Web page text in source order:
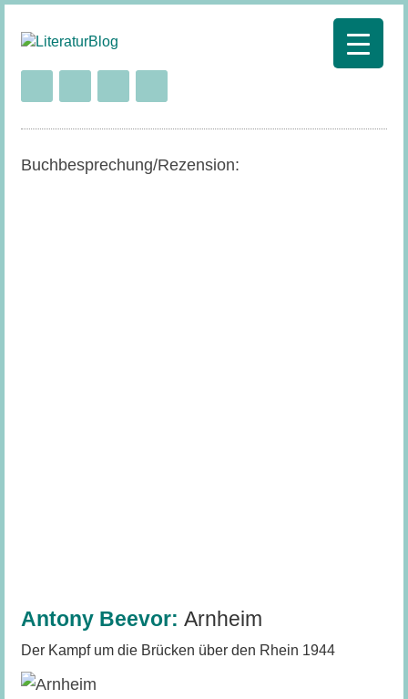
Buchbesprechung/Rezension:
Antony Beevor: Arnheim
Der Kampf um die Brücken über den Rhein 1944